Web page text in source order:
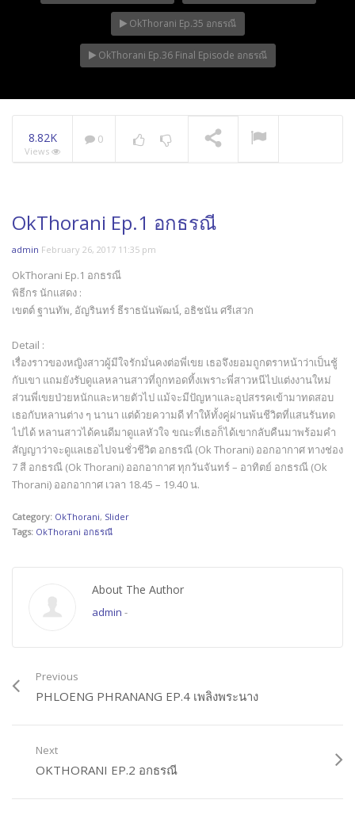
OkThorani Ep.35 อกธรณี
OkThorani Ep.36 Final Episode อกธรณี
8.82K
Views
0
OkThorani Ep.1 อกธรณี
admin February 26, 2017 11:35 pm
OkThorani Ep.1 อกธรณี
พิธีกร นักแสดง :
เขตต์ ฐานทัพ, อัญรินทร์ ธีราธนันพัฒน์, อธิชนัน ศรีเสวก
Detail :
เรื่องราวของหญิงสาวผู้มีใจรักมั่นคงต่อพี่เขย เธอจึงยอมถูกตราหน้าว่าเป็นชู้
กับเขา แถมยังรับดูแลหลานสาวที่ถูกทอดทิ้งเพราะพี่สาวหนีไปแต่งงานใหม่
ส่วนพี่เขยป่วยหนักและหายตัวไป แม้จะมีปัญหาและอุปสรรคเข้ามาทดสอบ
เธอกับหลานต่าง ๆ นานา แต่ด้วยความดี ทำให้ทั้งคู่ผ่านพ้นชีวิตที่แสนรันทด
ไปได้ หลานสาวได้คนดีมาดูแลหัวใจ ขณะที่เธอก็ได้เขากลับคืนมาพร้อมคำ
สัญญาว่าจะดูแลเธอไปจนชั่วชีวิต อกธรณี (Ok Thorani) ออกอากาศ ทางช่อง
7 สี อกธรณี (Ok Thorani) ออกอากาศ ทุกวันจันทร์ – อาทิตย์ อกธรณี (Ok
Thorani) ออกอากาศ เวลา 18.45 – 19.40 น.
Category: OkThorani, Slider
Tags: OkThorani อกธรณี
About The Author
admin -
Previous
PHLOENG PHRANANG EP.4 เพลิงพระนาง
Next
OKTHORANI EP.2 อกธรณี